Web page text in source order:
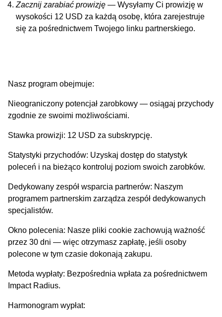
Zacznij zarabiać prowizję — Wysyłamy Ci prowizję w
wysokości 12 USD za każdą osobę, która zarejestruje
się za pośrednictwem Twojego linku partnerskiego.
Nasz program obejmuje:
Nieograniczony potencjał zarobkowy — osiągaj przychody
zgodnie ze swoimi możliwościami.
Stawka prowizji: 12 USD za subskrypcję.
Statystyki przychodów: Uzyskaj dostęp do statystyk
poleceń i na bieżąco kontroluj poziom swoich zarobków.
Dedykowany zespół wsparcia partnerów: Naszym
programem partnerskim zarządza zespół dedykowanych
specjalistów.
Okno polecenia: Nasze pliki cookie zachowują ważność
przez 30 dni — więc otrzymasz zapłatę, jeśli osoby
polecone w tym czasie dokonają zakupu.
Metoda wypłaty: Bezpośrednia wpłata za pośrednictwem
Impact Radius.
Harmonogram wypłat: